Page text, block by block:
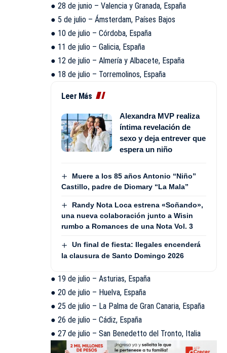
● 28 de junio – Valencia y Granada, España
● 5 de julio – Ámsterdam, Países Bajos
● 10 de julio – Córdoba, España
● 11 de julio – Galicia, España
● 12 de julio – Almería y Albacete, España
● 18 de julio – Torremolinos, España
Leer Más
Alexandra MVP realiza
íntima revelación de
sexo y deja entrever que
espera un niño
Muere a los 85 años Antonio “Niño”
Castillo, padre de Diomary “La Mala”
Randy Nota Loca estrena «Soñando»,
una nueva colaboración junto a Wisin
rumbo a Romances de una Nota Vol. 3
Un final de fiesta: Ilegales encenderá
la clausura de Santo Domingo 2026
● 19 de julio – Asturias, España
● 20 de julio – Huelva, España
● 25 de julio – La Palma de Gran Canaria, España
● 26 de julio – Cádiz, España
● 27 de julio – San Benedetto del Tronto, Italia